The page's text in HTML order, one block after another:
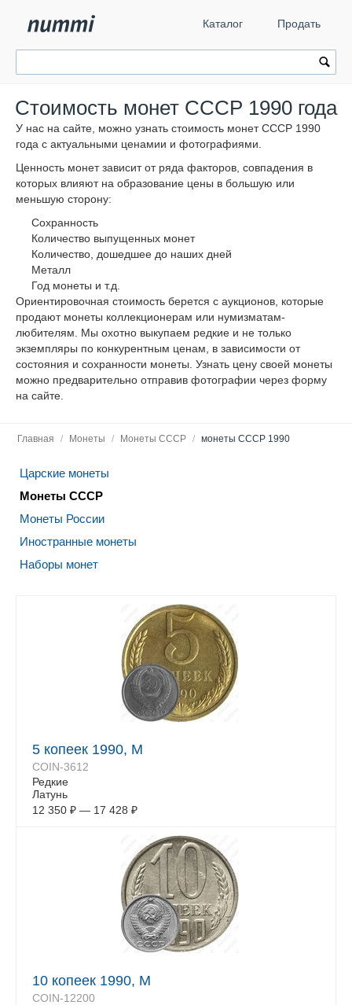
Каталог Продать
Стоимость монет СССР 1990 года
У нас на сайте, можно узнать стоимость монет СССР 1990
года с актуальными ценамии и фотографиями.
Ценность монет зависит от ряда факторов, совпадения в
которых влияют на образование цены в большую или
меньшую сторону:
Сохранность
Количество выпущенных монет
Количество, дошедшее до наших дней
Металл
Год монеты и т.д.
Ориентировочная стоимость берется с аукционов, которые
продают монеты коллекционерам или нумизматам-
любителям. Мы охотно выкупаем редкие и не только
экземпляры по конкурентным ценам, в зависимости от
состояния и сохранности монеты. Узнать цену своей монеты
можно предварительно отправив фотографии через форму
на сайте.
Главная / Монеты / Монеты СССР / монеты СССР 1990
Царские монеты
Монеты СССР
Монеты России
Иностранные монеты
Наборы монет
5 копеек 1990, М
COIN-3612
Редкие
Латунь
12 350 ₽ — 17 428 ₽
10 копеек 1990, М
COIN-12200